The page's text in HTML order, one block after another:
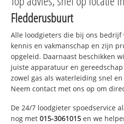
Fledderusbuurt
Alle loodgieters die bij ons bedrijf
kennis en vakmanschap en zijn
opgeleid. Daarnaast beschikken
juiste apparatuur en
zowel gas als waterleiding snel
Neem contact met ons op om
De 24/7 loodgieter spoedservice
nog met015-3061015 en we